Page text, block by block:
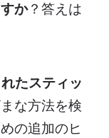
か？答えは
たスティッ
な方法を検
の追加のヒ